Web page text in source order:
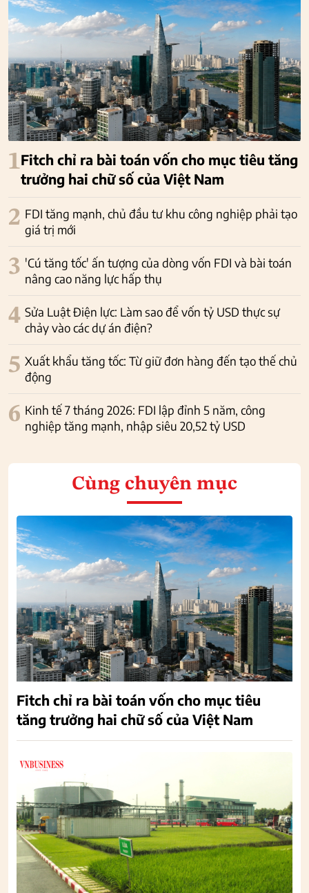
1Fitch chỉ ra bài toán vốn cho mục tiêu tăng
trưởng hai chữ số của Việt Nam
2 FDI tăng mạnh, chủ đầu tư khu công nghiệp phải tạo
giá trị mới
3 'Cú tăng tốc' ấn tượng của dòng vốn FDI và bài toán
nâng cao năng lực hấp thụ
4 Sửa Luật Điện lực: Làm sao để vốn tỷ USD thực sự
chảy vào các dự án điện?
5 Xuất khẩu tăng tốc: Từ giữ đơn hàng đến tạo thế chủ
động
6 Kinh tế 7 tháng 2026: FDI lập đỉnh 5 năm, công
nghiệp tăng mạnh, nhập siêu 20,52 tỷ USD
Cùng chuyên mục
Fitch chỉ ra bài toán vốn cho mục tiêu
tăng trưởng hai chữ số của Việt Nam